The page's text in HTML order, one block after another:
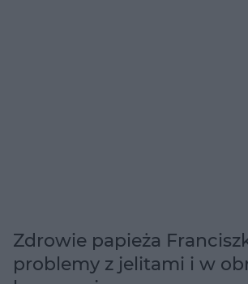
Zdrowie papieża
problemy z jelitami i w